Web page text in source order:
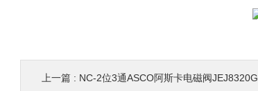
上一篇 : NC-2位3通ASCO阿斯卡电磁阀JEJ8320G182V DC24\AC110